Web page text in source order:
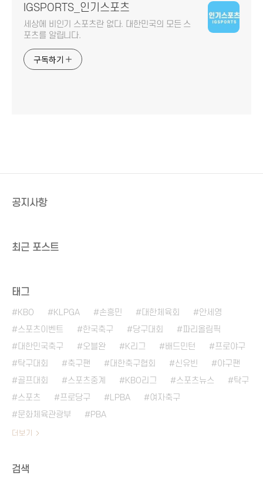
IGSPORTS_인기스포츠
세상에 비인기 스포츠란 없다. 대한민국의 모든 스
포츠를 알립니다.
구독하기
공지사항
최근 포스트
태그
KBO KLPGA 손흥민 대한체육회
안세영
스포츠이벤트
한국축구 당구대회
파리올림픽
대한민국축구
오블완 K리그 배드민턴
프로야구
탁구대회
축구팬 대한축구협회 신유빈
야구팬
골프대회
스포츠중계 KBO리그 스포츠뉴스
탁구
스포츠
프로당구 LPBA
여자축구
문화체육관광부
PBA
더보기
검색